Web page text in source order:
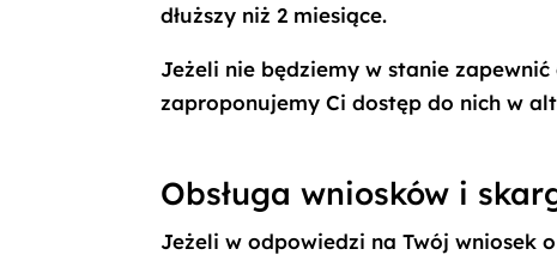
dłuższy niż 2 miesiące.
Jeżeli nie będziemy w stanie
zaproponujemy Ci dostęp do nich w
Obsługa wniosków i
Jeżeli w odpowiedzi na Twój wniosek